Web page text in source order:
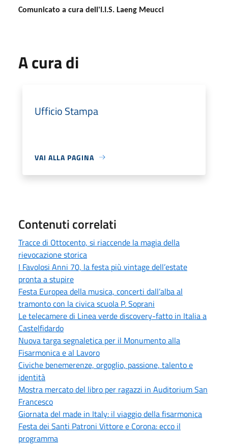
Comunicato a cura dell'I.I.S. Laeng Meucci
A cura di
Ufficio Stampa
VAI ALLA PAGINA
Contenuti correlati
Tracce di Ottocento, si riaccende la magia della
rievocazione storica
I Favolosi Anni 70, la festa più vintage dell’estate
pronta a stupire
Festa Europea della musica, concerti dall’alba al
tramonto con la civica scuola P. Soprani
Le telecamere di Linea verde discovery-fatto in Italia a
Castelfidardo
Nuova targa segnaletica per il Monumento alla
Fisarmonica e al Lavoro
Civiche benemerenze, orgoglio, passione, talento e
identità
Mostra mercato del libro per ragazzi in Auditorium San
Francesco
Giornata del made in Italy: il viaggio della fisarmonica
Festa dei Santi Patroni Vittore e Corona: ecco il
programma